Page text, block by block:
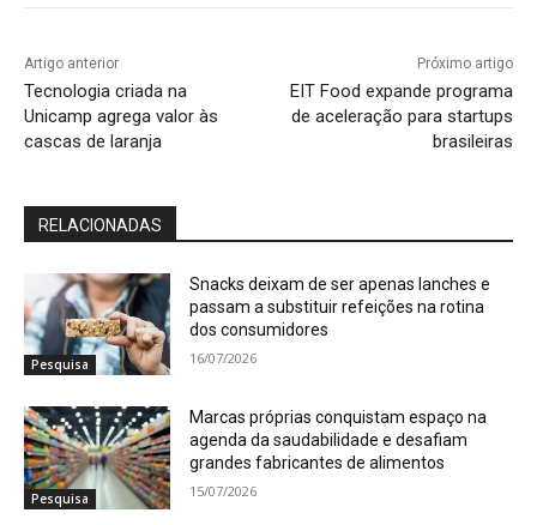
Artigo anterior
Tecnologia criada na
Unicamp agrega valor às
cascas de laranja
Próximo artigo
EIT Food expande programa
de aceleração para startups
brasileiras
RELACIONADAS
Pesquisa
Snacks deixam de ser apenas lanches e
passam a substituir refeições na rotina
dos consumidores
16/07/2026
Pesquisa
Marcas próprias conquistam espaço na
agenda da saudabilidade e desafiam
grandes fabricantes de alimentos
15/07/2026